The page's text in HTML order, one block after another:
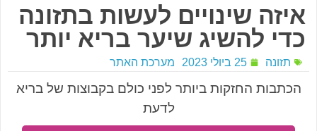
איזה שינויים לעשות בתזונה
כדי להשיג שיער בריא יותר
תזונה 25 ביולי 2023 מערכת האתר
הכתבות החזקות ביותר לפני כולם בקבוצות של בריא
לדעת